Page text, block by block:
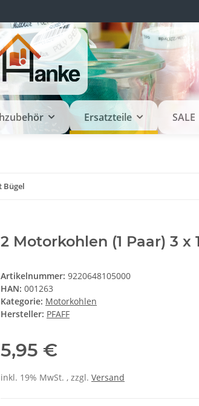
Ersatzteile SALE
Bügel
2 Motorkohlen (1 Paar) 3
Artikelnummer: 9220648105000
HAN: 001263
Kategorie: Motorkohlen
Hersteller: PFAFF
5,95 €
inkl. 19% MwSt. , zzgl. Versand